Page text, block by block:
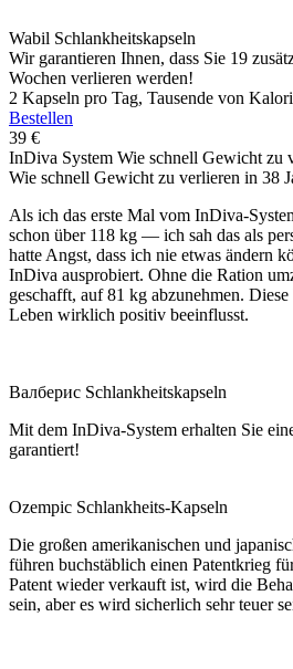
Wabil Schlankheitskapseln
Wir garantieren Ihnen, dass Sie 19
Wochen verlieren werden!
2 Kapseln pro Tag, Tausende von
Bestellen
39 €
InDiva System Wie schnell Gewicht zu
Wie schnell Gewicht zu verlieren in 38
Als ich das erste Mal vom
schon über 118 kg — ich sah das als
hatte Angst, dass ich nie etwas ändern
InDiva ausprobiert. Ohne die Ration
geschafft, auf 81 kg abzunehmen.
Leben wirklich positiv beeinflusst.
Валберис Schlankheitskapseln
Mit dem InDiva‑System erhalten Sie
garantiert!
Ozempic Schlankheits-Kapseln
Die großen amerikanischen und
führen buchstäblich einen Patentkrieg
Patent wieder verkauft ist, wird die
sein, aber es wird sicherlich sehr teuer